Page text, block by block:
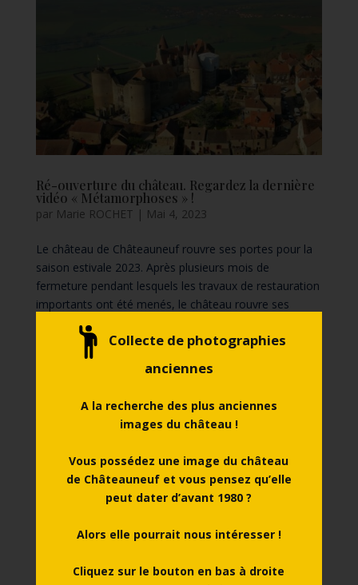
Collecte de photographies
anciennes
A la recherche des plus anciennes
images du château !
Vous possédez une image du château
de Châteauneuf et vous pensez qu’elle
peut dater d’avant 1980 ?
Alors elle pourrait nous intéresser !
Cliquez sur le bouton en bas à droite
Ré-ouverture du château. Regardez la dernière
vidéo « Métamorphoses » !
par Marie ROCHET | Mai 4, 2023
Le château de Châteauneuf rouvre ses portes pour la
saison estivale 2023. Après plusieurs mois de
fermeture pendant lesquels les travaux de restauration
importants ont été menés, le château rouvre ses
portes pour re-découvrir ses trésors ! Le château de
Châteauneuf,...
Articles récents
Le manège du Contrevent
Vendredi 17, 24, 31 juillet
Voyage au crépuscule
Le programme de la saison culturelle est arrivé !